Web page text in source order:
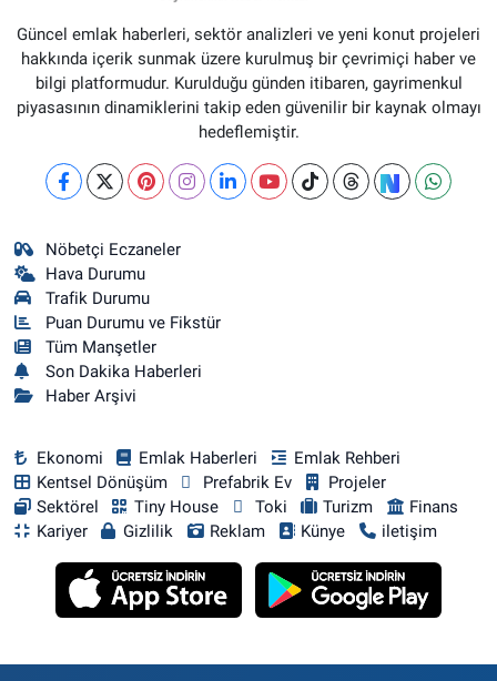
Güncel emlak haberleri, sektör analizleri ve yeni konut projeleri
hakkında içerik sunmak üzere kurulmuş bir çevrimiçi haber ve
bilgi platformudur. Kurulduğu günden itibaren, gayrimenkul
piyasasının dinamiklerini takip eden güvenilir bir kaynak olmayı
hedeflemiştir.
Nöbetçi Eczaneler
Hava Durumu
Trafik Durumu
Puan Durumu ve Fikstür
Tüm Manşetler
Son Dakika Haberleri
Haber Arşivi
Ekonomi Emlak Haberleri
Emlak Rehberi
Kentsel Dönüşüm
Prefabrik Ev
Projeler
Sektörel
Tiny House Toki Turizm
Finans
Kariyer
Gizlilik Reklam Künye iletişim